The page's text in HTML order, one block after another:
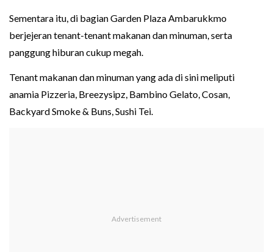
Sementara itu, di bagian Garden Plaza Ambarukkmo
berjejeran tenant-tenant makanan dan minuman, serta
panggung hiburan cukup megah.
Tenant makanan dan minuman yang ada di sini meliputi
anamia Pizzeria, Breezysipz, Bambino Gelato, Cosan,
Backyard Smoke & Buns, Sushi Tei.